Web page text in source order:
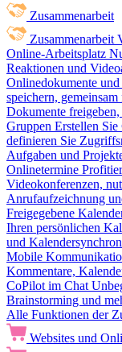
Zusammenarbeit
Zusammenarbeit
Online-Arbeitsplatz
Reaktionen und
Onlinedokumente
speichern,
Dokumente
Gruppen Erstellen Sie
definieren Sie
Aufgaben und
Onlinetermine
Videokonferenzen,
Anrufaufzeichnung
Freigegebene
Ihren persönlichen
und
Mobile
Kommentare,
CoPilot im Chat
Brainstorming und
Alle Funktionen der
Websites und